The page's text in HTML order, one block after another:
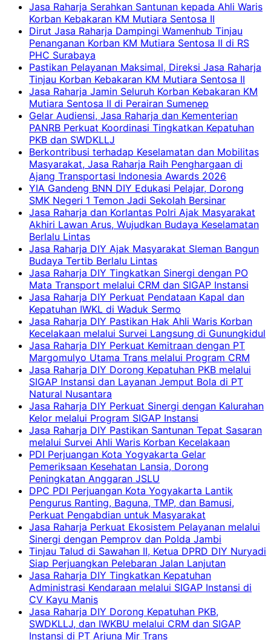
Jasa Raharja Serahkan Santunan kepada Ahli Waris
Korban Kebakaran KM Mutiara Sentosa II
Dirut Jasa Raharja Dampingi Wamenhub Tinjau
Penanganan Korban KM Mutiara Sentosa II di RS
PHC Surabaya
Pastikan Pelayanan Maksimal, Direksi Jasa Raharja
Tinjau Korban Kebakaran KM Mutiara Sentosa II
Jasa Raharja Jamin Seluruh Korban Kebakaran KM
Mutiara Sentosa II di Perairan Sumenep
Gelar Audiensi, Jasa Raharja dan Kementerian
PANRB Perkuat Koordinasi Tingkatkan Kepatuhan
PKB dan SWDKLLJ
Berkontribusi terhadap Keselamatan dan Mobilitas
Masyarakat, Jasa Raharja Raih Penghargaan di
Ajang Transportasi Indonesia Awards 2026
YIA Gandeng BNN DIY Edukasi Pelajar, Dorong
SMK Negeri 1 Temon Jadi Sekolah Bersinar
Jasa Raharja dan Korlantas Polri Ajak Masyarakat
Akhiri Lawan Arus, Wujudkan Budaya Keselamatan
Berlalu Lintas
Jasa Raharja DIY Ajak Masyarakat Sleman Bangun
Budaya Tertib Berlalu Lintas
Jasa Raharja DIY Tingkatkan Sinergi dengan PO
Mata Transport melalui CRM dan SIGAP Instansi
Jasa Raharja DIY Perkuat Pendataan Kapal dan
Kepatuhan IWKL di Waduk Sermo
Jasa Raharja DIY Pastikan Hak Ahli Waris Korban
Kecelakaan melalui Survei Langsung di Gunungkidul
Jasa Raharja DIY Perkuat Kemitraan dengan PT
Margomulyo Utama Trans melalui Program CRM
Jasa Raharja DIY Dorong Kepatuhan PKB melalui
SIGAP Instansi dan Layanan Jemput Bola di PT
Natural Nusantara
Jasa Raharja DIY Perkuat Sinergi dengan Kalurahan
Kelor melalui Program SIGAP Instansi
Jasa Raharja DIY Pastikan Santunan Tepat Sasaran
melalui Survei Ahli Waris Korban Kecelakaan
PDI Perjuangan Kota Yogyakarta Gelar
Pemeriksaan Kesehatan Lansia, Dorong
Peningkatan Anggaran JSLU
DPC PDI Perjuangan Kota Yogyakarta Lantik
Pengurus Ranting, Baguna, TMP, dan Bamusi,
Perkuat Pengabdian untuk Masyarakat
Jasa Raharja Perkuat Ekosistem Pelayanan melalui
Sinergi dengan Pemprov dan Polda Jambi
Tinjau Talud di Sawahan II, Ketua DPRD DIY Nuryadi
Siap Perjuangkan Pelebaran Jalan Lanjutan
Jasa Raharja DIY Tingkatkan Kepatuhan
Administrasi Kendaraan melalui SIGAP Instansi di
CV Kayu Manis
Jasa Raharja DIY Dorong Kepatuhan PKB,
SWDKLLJ, dan IWKBU melalui CRM dan SIGAP
Instansi di PT Arjuna Mir Trans